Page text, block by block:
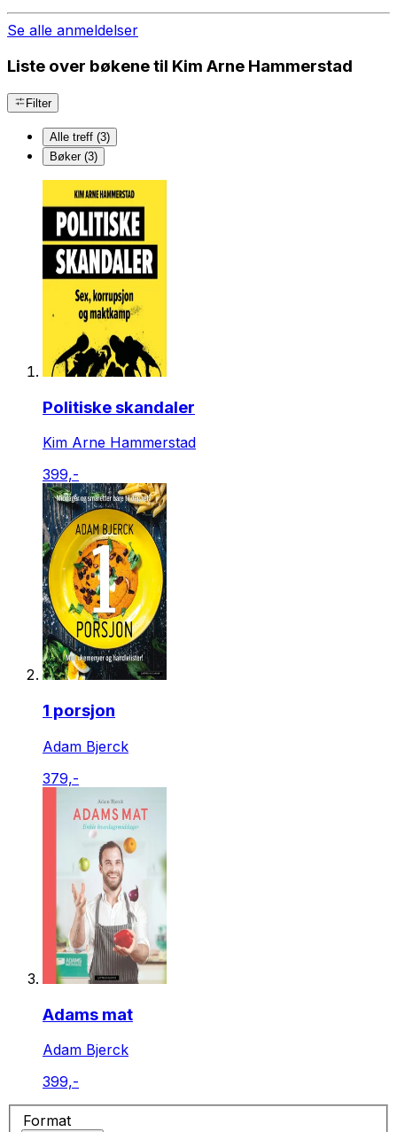
Se alle anmeldelser
Liste over bøkene til Kim Arne Hammerstad
Filter
Alle treff (3)
Bøker (3)
Politiske skandaler
Kim Arne Hammerstad
399,-
1 porsjon
Adam Bjerck
379,-
Adams mat
Adam Bjerck
399,-
Format